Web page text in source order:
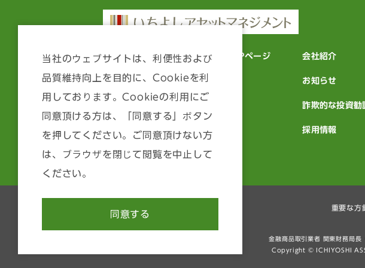
いちよしアセットマネジメント TOPページ
ファンド情報
投資顧問
運用方針等について
会社紹介
お知らせ
詐欺的な投資勧
採用情報
重要な方
金融商品取引業者 関東財務局
Copyright © ICHIYOSHI
当社のウェブサイトは、利便性および
品質維持向上を目的に、Cookieを利
用しております。Cookieの利用にご
同意頂ける方は、「同意する」ボタン
を押してください。ご同意頂けない方
は、ブラウザを閉じて閲覧を中止して
ください。
同意する